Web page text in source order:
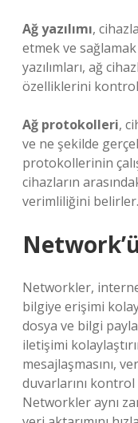
Ağ yazılımı,
etmek ve sağlamak
yazılımları, ağ
özelliklerini
Ağ protokolleri,
ve ne şekilde
protokollerinin
cihazların
verimliliğini belirler.
Networkler,
bilgiye erişimi
dosya ve bilgi
iletişimi
mesajlaşmasını,
duvarlarını
Networkler aynı